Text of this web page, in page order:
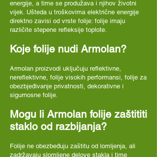
energije, a time se produžava i njihov životni
vijek. Ušteda u troškovima električne energije
direktno zavisi od vrste folije: folije imaju
različite stepene refleksije toplote.
Koje folije nudi Armolan?
Armolan proizvodi uključuju reflektivne,
nereflektivne, folije visokih performansi, folije za
obezbjeđivanje privatnosti, dekorativne i
sigurnosne folije.
Mogu li Armolan folije zaštititi
staklo od razbijanja?
Folije ne obezbeđuju zaštitu od lomljenja, ali
zadržavaju slomljene delove stakla i time